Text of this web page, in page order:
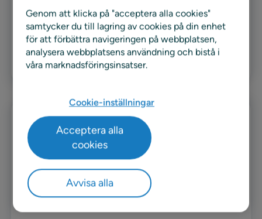
Menigo
Läs mer
Rusta
Genom att klicka på "acceptera alla cookies"
samtycker du till lagring av cookies på din enhet
för att förbättra navigeringen på webbplatsen,
analysera webbplatsens användning och bistå i
våra marknadsföringsinsatser.
Cookie-inställningar
Avvisa alla
Acceptera alla
cookies